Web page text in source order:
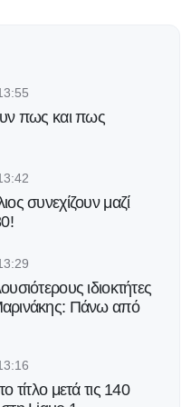
πως και πως
συνεχίζουν μαζί
ιδιοκτήτες
Πάνω από
τίτλο μετά τις 140